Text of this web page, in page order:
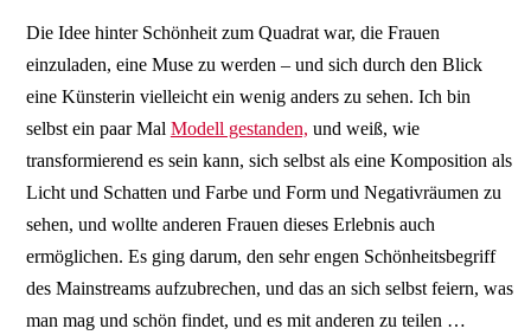
Die Idee hinter Schönheit zum Quadrat war, die Frauen
einzuladen, eine Muse zu werden – und sich durch den Blick
eine Künsterin vielleicht ein wenig anders zu sehen. Ich bin
selbst ein paar Mal Modell gestanden, und weiß, wie
transformierend es sein kann, sich selbst als eine Komposition als
Licht und Schatten und Farbe und Form und Negativräumen zu
sehen, und wollte anderen Frauen dieses Erlebnis auch
ermöglichen. Es ging darum, den sehr engen Schönheitsbegriff
des Mainstreams aufzubrechen, und das an sich selbst feiern, was
man mag und schön findet, und es mit anderen zu teilen …